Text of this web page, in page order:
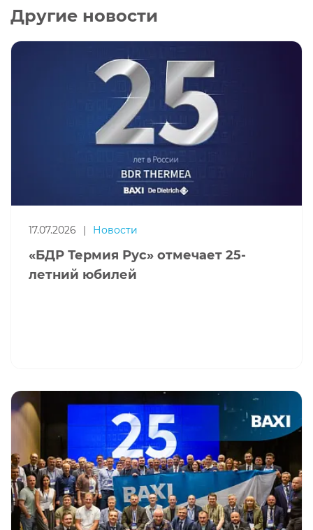
Другие новости
17.07.2026 | Новости
«БДР Термия Рус» отмечает 25-
летний юбилей